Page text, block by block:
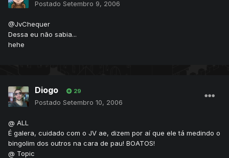
Postado Setembro 9, 2006
@JvChequer
Dessa eu não sabia...
hehe
Diogo 29
Postado Setembro 10, 2006
@ ALL
É galera, cuidado com o JV ae, dizem por aí que ele tá medindo o
bingolim dos outros na cara de pau! BOATOS!
@ Topic